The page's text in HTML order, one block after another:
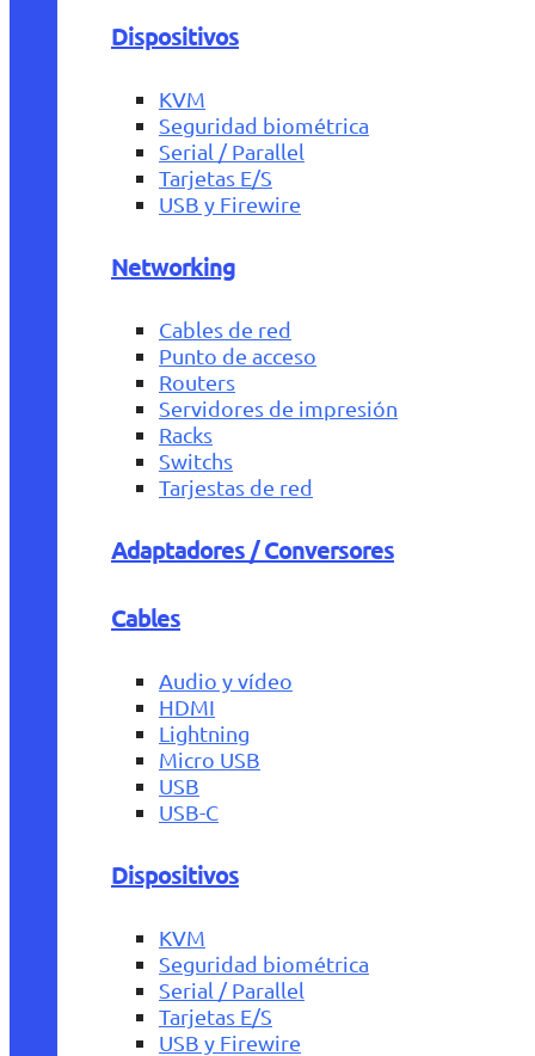
Dispositivos
KVM
Seguridad biométrica
Serial / Parallel
Tarjetas E/S
USB y Firewire
Networking
Cables de red
Punto de acceso
Routers
Servidores de impresión
Racks
Switchs
Tarjestas de red
Adaptadores / Conversores
Cables
Audio y vídeo
HDMI
Lightning
Micro USB
USB
USB-C
Dispositivos
KVM
Seguridad biométrica
Serial / Parallel
Tarjetas E/S
USB y Firewire